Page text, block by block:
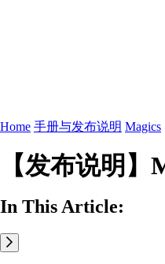
Home 手册与发布说明 Magics
【发布说明】
In This Article: